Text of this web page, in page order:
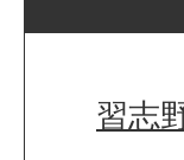
習志